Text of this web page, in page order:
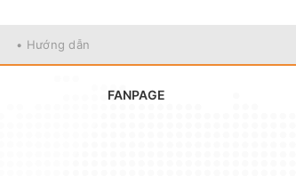
• Hướng dẫn
FANPAGE